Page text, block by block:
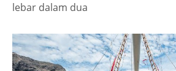
lebar dalam dua